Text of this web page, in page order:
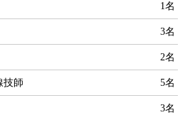
1名
3名
2名
技師 5名
3名